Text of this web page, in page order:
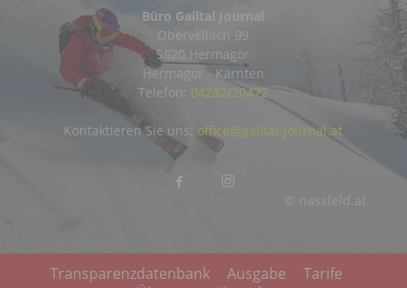
Büro Gailtal Journal
Obervellach 99
9620 Hermagor
Hermagor - Kärnten
Telefon: 04282/20472
© nassfeld.at
Kontaktieren Sie uns: office@gailtal-journal.at
Transparenzdatenbank Ausgabe
Tarife